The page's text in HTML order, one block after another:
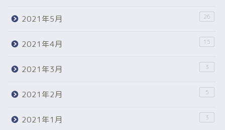
2021年5月 26
2021年4月 15
2021年3月 3
2021年2月 5
2021年1月 3